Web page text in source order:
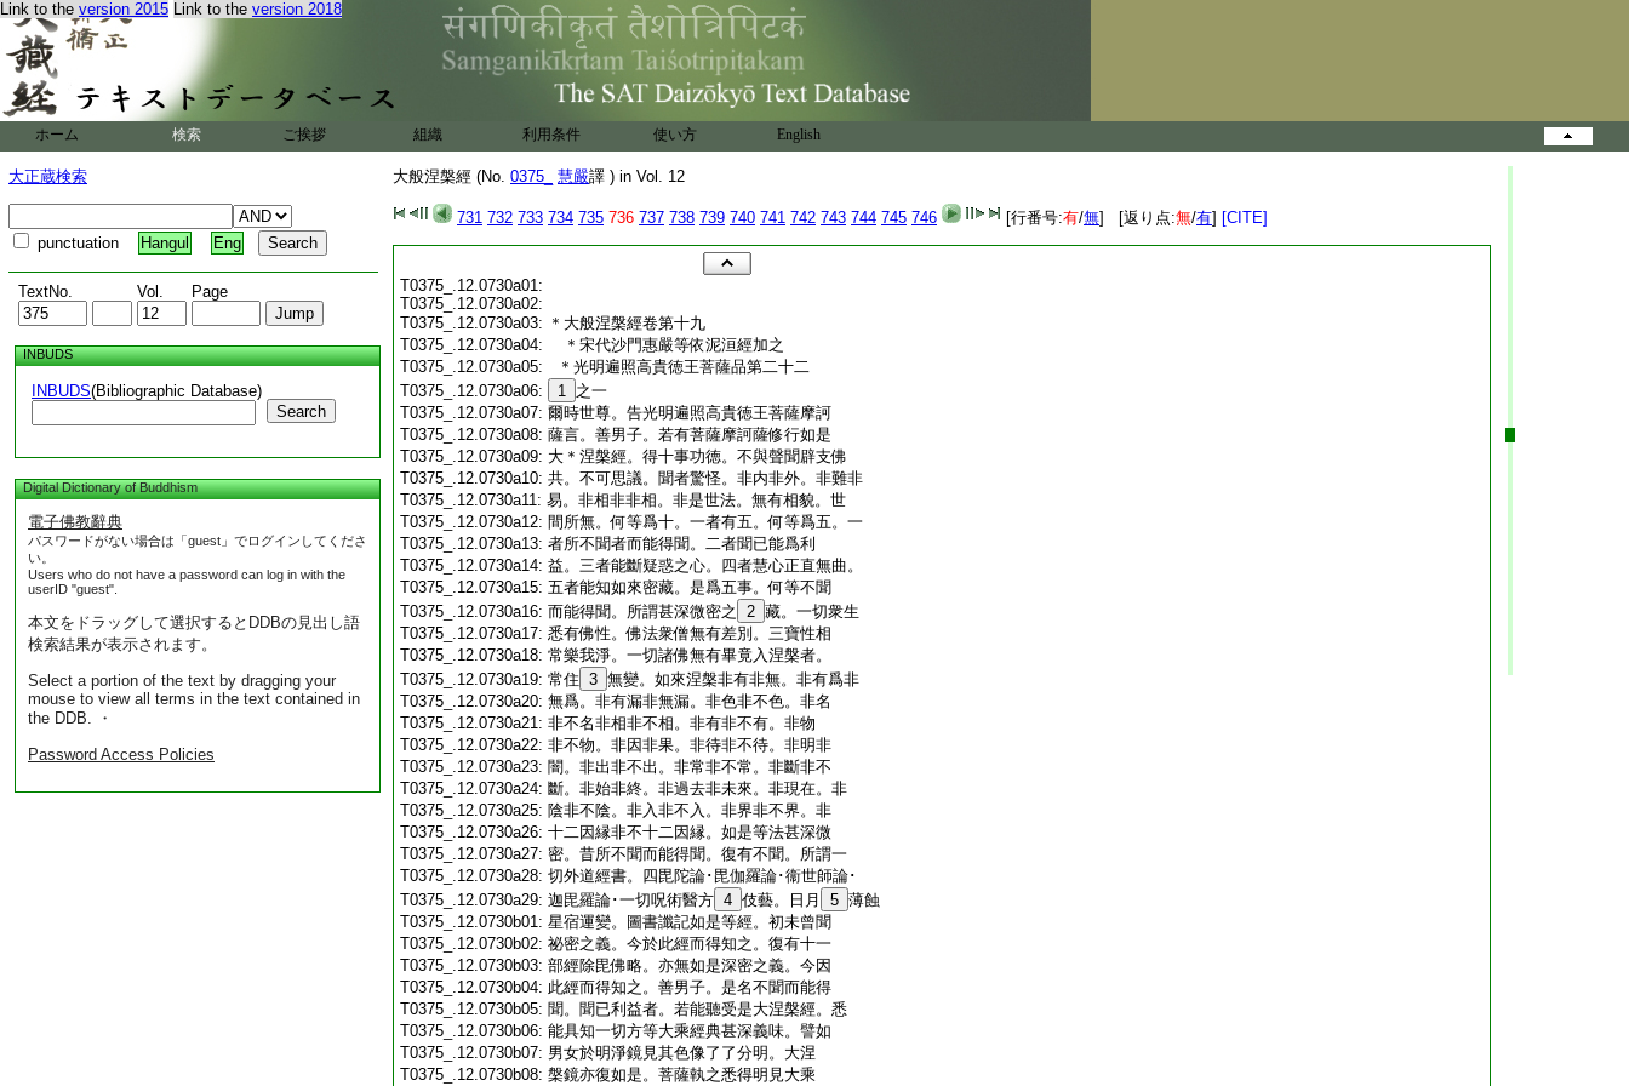
Link to the version 2015 Link to the version 2018
ホーム 検索 ご挨拶 組織 利用条件 使い方 English
大正蔵検索
punctuation Hangul Eng
TextNo. Vol. Page
INBUDS
INBUDS(Bibliographic Database)
Search
Digital Dictionary of Buddhism
電子佛教辭典
パスワードがない場合は「guest」でログインしてくださ
い。
Users who do not have a password can log in with the
userID "guest".
本文をドラッグして選択するとDDBの見出し語
検索結果が表示されます。
Select a portion of the text by dragging your
mouse to view all terms in the text contained in
the DDB. ・
Password Access Policies
大般涅槃經 (No. 0375_ 慧嚴譯 ) in Vol. 12
731 732 733 734 735 736 737 738 739 740 741 742 743 744 745 746 [行番号:有/無] [返り点:無/有] [CITE]
T0375_.12.0730a01:
T0375_.12.0730a02:
T0375_.12.0730a03: ＊大般涅槃經卷第十九
T0375_.12.0730a04:
＊宋代沙門惠嚴等依泥洹經加之
T0375_.12.0730a05:
＊光明遍照高貴徳王菩薩品第二十二
T0375_.12.0730a06:
1 之一
T0375_.12.0730a07: 爾時世尊。告光明遍照高貴徳王菩薩摩訶
T0375_.12.0730a08: 薩言。善男子。若有菩薩摩訶薩修行如是
T0375_.12.0730a09: 大＊涅槃經。得十事功徳。不與聲聞辟支佛
T0375_.12.0730a10: 共。不可思議。聞者驚怪。非内非外。非難非
T0375_.12.0730a11: 易。非相非非相。非是世法。無有相貌。世
T0375_.12.0730a12: 間所無。何等爲十。一者有五。何等爲五。一
T0375_.12.0730a13: 者所不聞者而能得聞。二者聞已能爲利
T0375_.12.0730a14: 益。三者能斷疑惑之心。四者慧心正直無曲。
T0375_.12.0730a15: 五者能知如來密藏。是爲五事。何等不聞
T0375_.12.0730a16: 而能得聞。所謂甚深微密之 2 藏。一切衆生
T0375_.12.0730a17: 悉有佛性。佛法衆僧無有差別。三寶性相
T0375_.12.0730a18: 常樂我淨。一切諸佛無有畢竟入涅槃者。
T0375_.12.0730a19: 常住 3 無變。如來涅槃非有非無。非有爲非
T0375_.12.0730a20: 無爲。非有漏非無漏。非色非不色。非名
T0375_.12.0730a21: 非不名非相非不相。非有非不有。非物
T0375_.12.0730a22: 非不物。非因非果。非待非不待。非明非
T0375_.12.0730a23: 闇。非出非不出。非常非不常。非斷非不
T0375_.12.0730a24: 斷。非始非終。非過去非未來。非現在。非
T0375_.12.0730a25: 陰非不陰。非入非不入。非界非不界。非
T0375_.12.0730a26: 十二因縁非不十二因縁。如是等法甚深微
T0375_.12.0730a27: 密。昔所不聞而能得聞。復有不聞。所謂一
T0375_.12.0730a28: 切外道經書。四毘陀論･毘伽羅論･衞世師論･
T0375_.12.0730a29: 迦毘羅論･一切呪術醫方 4 伎藝。日月 5 薄蝕
T0375_.12.0730b01: 星宿運變。圖書讖記如是等經。初未曾聞
T0375_.12.0730b02: 祕密之義。今於此經而得知之。復有十一
T0375_.12.0730b03: 部經除毘佛略。亦無如是深密之義。今因
T0375_.12.0730b04: 此經而得知之。善男子。是名不聞而能得
T0375_.12.0730b05: 聞。聞已利益者。若能聽受是大涅槃經。悉
T0375_.12.0730b06: 能具知一切方等大乘經典甚深義味。譬如
T0375_.12.0730b07: 男女於明淨鏡見其色像了了分明。大涅
T0375_.12.0730b08: 槃鏡亦復如是。菩薩執之悉得明見大乘